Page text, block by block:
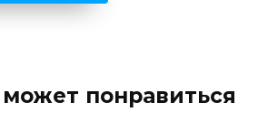
понравиться